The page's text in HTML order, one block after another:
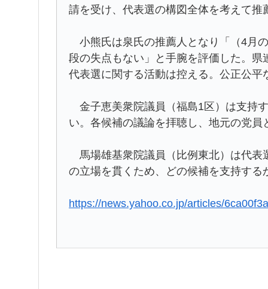
請を受け、代表選の構図全体を考えて
小熊氏は泉氏の推薦人となり「（4月
段の失点もない」と手腕を評価した。
代表選に関する活動は控える。公正公
金子恵美衆院議員（福島1区）は支持
い。各候補の議論を拝聴し、地元の党
馬場雄基衆院議員（比例東北）は代表
の立場を貫くため、どの候補を支持す
https://news.yahoo.co.jp/articles/